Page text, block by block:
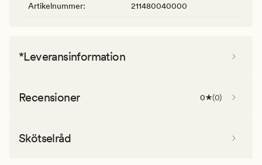
Artikelnummer: 211480040000
*Leveransinformation
Recensioner 0 (0)
Skötselråd